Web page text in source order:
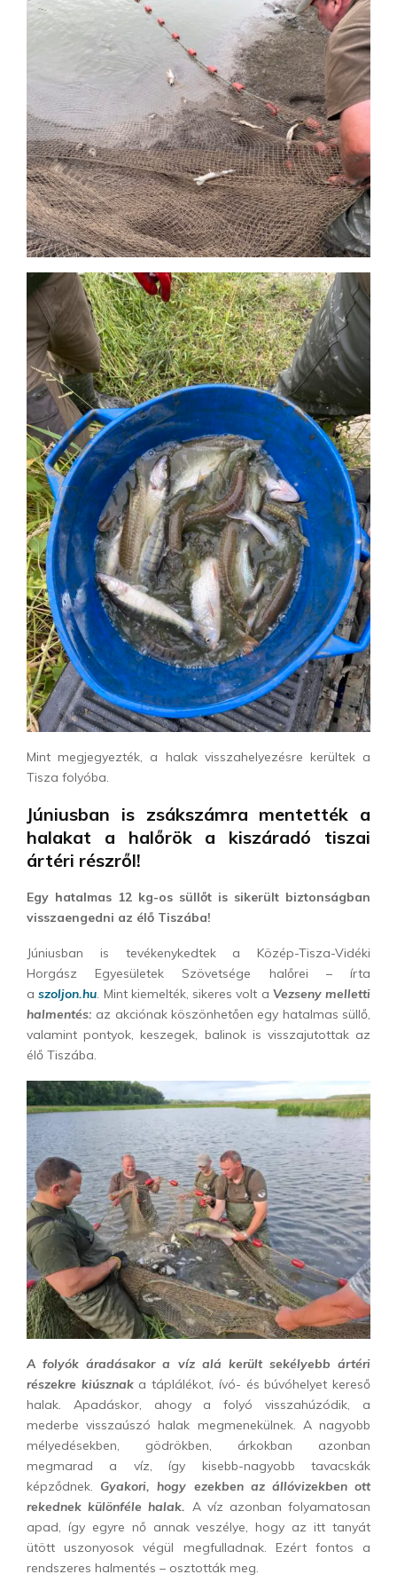
Mint megjegyezték, a halak visszahelyezésre kerültek a
Tisza folyóba.
Júniusban is zsákszámra mentették a
halakat a halőrök a kiszáradó tiszai
ártéri részről!
Egy hatalmas 12 kg-os süllőt is sikerült biztonságban
visszaengedni az élő Tiszába!
Júniusban is tevékenykedtek a Közép-Tisza-Vidéki
Horgász Egyesületek Szövetsége halőrei – írta
aszoljon.hu . Mint kiemelték, sikeres volt a Vezseny melletti
halmentés: az akciónak köszönhetően egy hatalmas süllő,
valamint pontyok, keszegek, balinok is visszajutottak az
élő Tiszába.
A folyók áradásakor a víz alá került sekélyebb ártéri
részekre kiúsznaka táplálékot, ívó- és búvóhelyet kereső
halak. Apadáskor, ahogy a folyó visszahúzódik, a
mederbe visszaúszó halak megmenekülnek. A nagyobb
mélyedésekben, gödrökben, árkokban azonban
megmarad a víz, így kisebb-nagyobb tavacskák
képződnek. Gyakori, hogy ezekben az állóvizekben ott
rekednek különféle halak. A víz azonban folyamatosan
apad, így egyre nő annak veszélye, hogy az itt tanyát
ütött uszonyosok végül megfulladnak. Ezért fontos a
rendszeres halmentés – osztották meg.